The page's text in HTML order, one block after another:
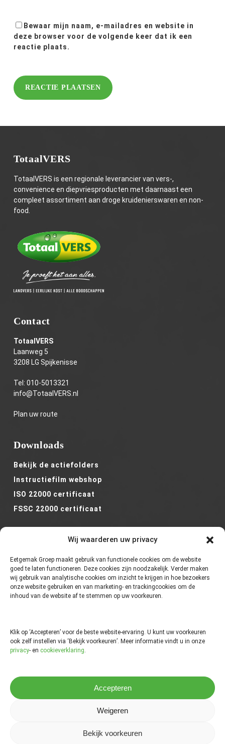
Wij waarderen uw privacy
Eetgemak Groep maakt gebruik van functionele cookies om de website
goed te laten functioneren. Deze cookies zijn noodzakelijk. Verder maken
wij gebruik van analytische cookies om inzicht te krijgen in hoe bezoekers
onze website gebruiken en van marketing- en trackingcookies om de
inhoud van de website af te stemmen op uw voorkeuren.
Klik op ‘Accepteren’ voor de beste website-ervaring. U kunt uw voorkeuren
ook zelf instellen via ‘Bekijk voorkeuren’. Meer informatie vindt u in onze
privacy- en cookieverklaring.
Accepteren
Weigeren
Bekijk voorkeuren
Bewaar mijn naam, e-mailadres en website in
deze browser voor de volgende keer dat ik een
reactie plaats.
TotaalVERS
TotaalVERS is een regionale leverancier van vers-,
convenience en diepvriesproducten met daarnaast een
compleet assortiment aan droge kruidenierswaren en non-
food.
Contact
TotaalVERS
Laanweg 5
3208 LG Spijkenisse
Tel: 010-5013321
info@TotaalVERS.nl
Plan uw route
Downloads
Bekijk de actiefolders
Instructiefilm webshop
ISO 22000 certificaat
FSSC 22000 certificaat
Schrijf je in voor de nieuwsbrief!
Ik ga akkoord met de voorwaarden.